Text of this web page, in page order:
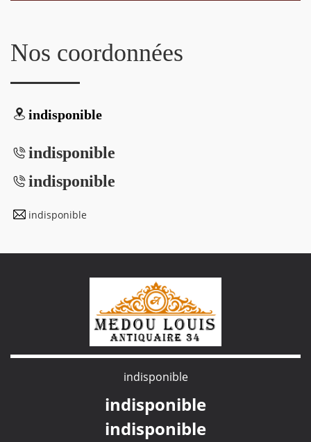
Nos coordonnées
indisponible
indisponible
indisponible
indisponible
indisponible
indisponible
indisponible